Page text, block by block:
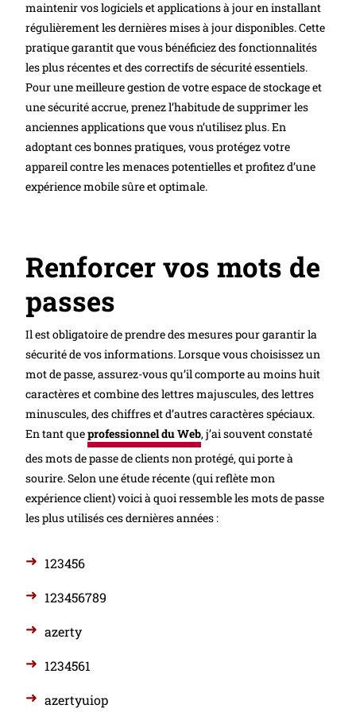
maintenir vos logiciels et applications à jour en installant
régulièrement les dernières mises à jour disponibles. Cette
pratique garantit que vous bénéficiez des fonctionnalités
les plus récentes et des correctifs de sécurité essentiels.
Pour une meilleure gestion de votre espace de stockage et
une sécurité accrue, prenez l’habitude de supprimer les
anciennes applications que vous n’utilisez plus. En
adoptant ces bonnes pratiques, vous protégez votre
appareil contre les menaces potentielles et profitez d’une
expérience mobile sûre et optimale.
Renforcer vos mots de
passes
Il est obligatoire de prendre des mesures pour garantir la
sécurité de vos informations. Lorsque vous choisissez un
mot de passe, assurez-vous qu’il comporte au moins huit
caractères et combine des lettres majuscules, des lettres
minuscules, des chiffres et d’autres caractères spéciaux.
En tant queprofessionnel du Web, j’ai souvent constaté
des mots de passe de clients non protégé, qui porte à
sourire. Selon une étude récente (qui reflète mon
expérience client) voici à quoi ressemble les mots de passe
les plus utilisés ces dernières années :
123456
123456789
azerty
1234561
azertyuiop